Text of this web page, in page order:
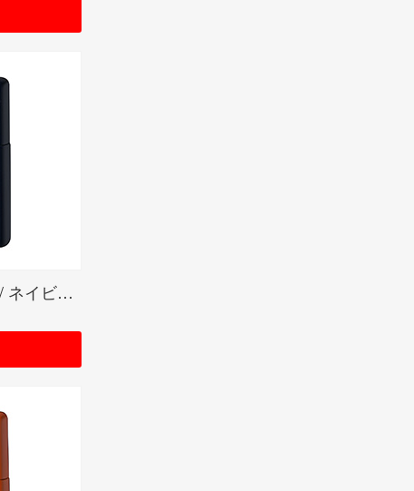
Navy Matte Color Image / ネイビーマット(ZIPPO LOGO)